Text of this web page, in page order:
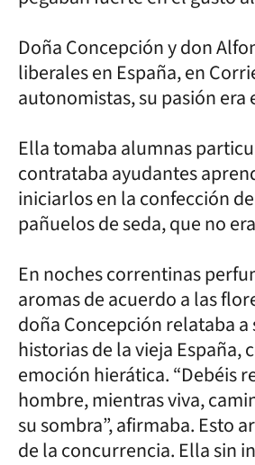
Doña Concepción y don
liberales en España, en
autonomistas, su pasión era
Ella tomaba alumnas
contrataba ayudantes
iniciarlos en la confección
pañuelos de seda, que no
En noches correntinas
aromas de acuerdo a las
doña Concepción relataba a
historias de la vieja España,
emoción hierática. “Debéis
hombre, mientras viva,
su sombra”, afirmaba. Esto
de la concurrencia. Ella sin